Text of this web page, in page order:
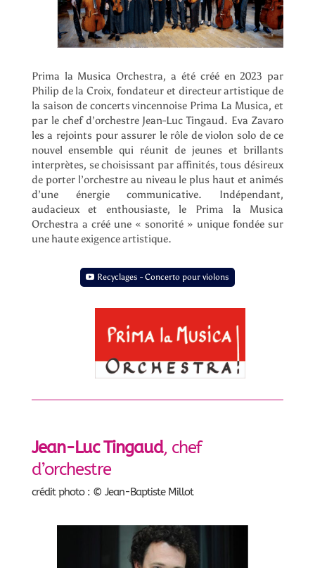
Prima la Musica Orchestra, a été créé en 2023 par
Philip de la Croix, fondateur et directeur artistique de
la saison de concerts vincennoise Prima La Musica, et
par le chef d’orchestre Jean-Luc Tingaud. Eva Zavaro
les a rejoints pour assurer le rôle de violon solo de ce
nouvel ensemble qui réunit de jeunes et brillants
interprètes, se choisissant par affinités, tous désireux
de porter l’orchestre au niveau le plus haut et animés
d’une énergie communicative. Indépendant,
audacieux et enthousiaste, le Prima la Musica
Orchestra a créé une « sonorité » unique fondée sur
une haute exigence artistique.
Recyclages - Concerto pour violons
Jean-Luc Tingaud, chef
d’orchestre
crédit photo : © Jean-Baptiste Millot